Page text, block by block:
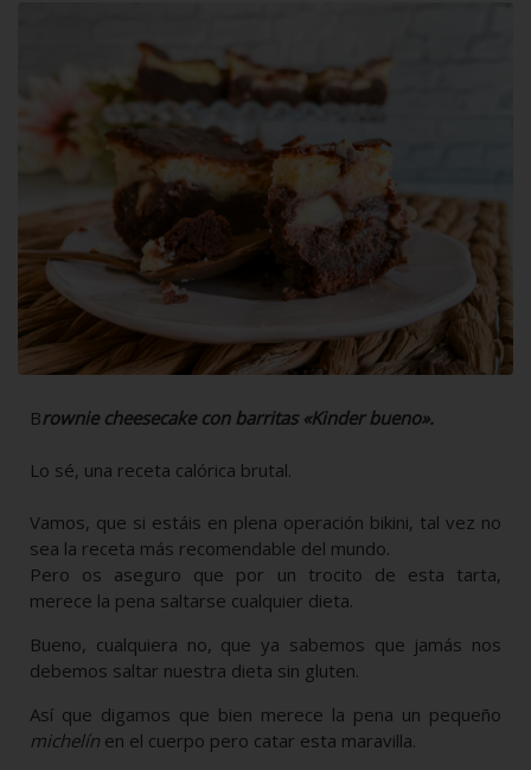
Brownie cheesecake con barritas «Kinder bueno».
Lo sé, una receta calórica brutal.
Vamos, que si estáis en plena operación bikini, tal vez no
sea la receta más recomendable del mundo.
Pero os aseguro que por un trocito de esta tarta,
merece la pena saltarse cualquier dieta.
Bueno, cualquiera no, que ya sabemos que jamás nos
debemos saltar nuestra dieta sin gluten.
Así que digamos que bien merece la pena un pequeño
michelín en el cuerpo pero catar esta maravilla.